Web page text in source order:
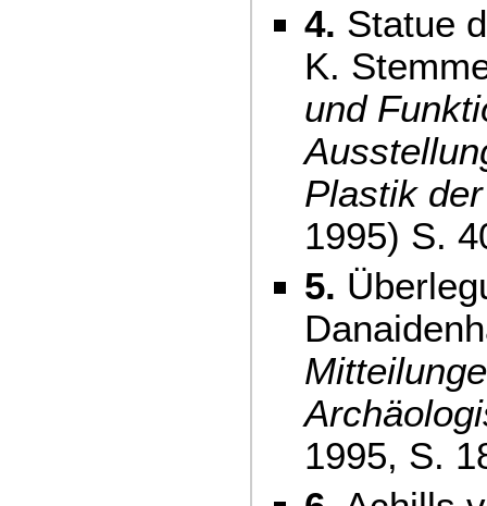
4. Statue
K.
und
Plastik
1995) S.
5.
1995, S.